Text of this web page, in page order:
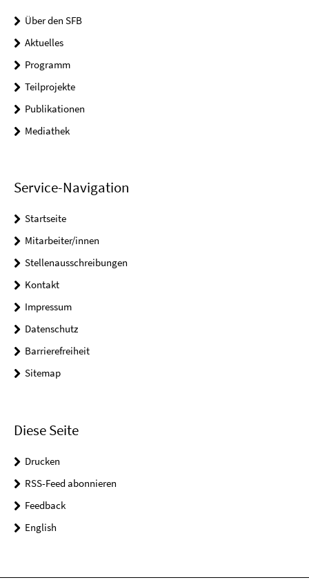
Über den SFB
Aktuelles
Programm
Teilprojekte
Publikationen
Mediathek
Service-Navigation
Startseite
Mitarbeiter/innen
Stellenausschreibungen
Kontakt
Impressum
Datenschutz
Barrierefreiheit
Sitemap
Diese Seite
Drucken
RSS-Feed abonnieren
Feedback
English